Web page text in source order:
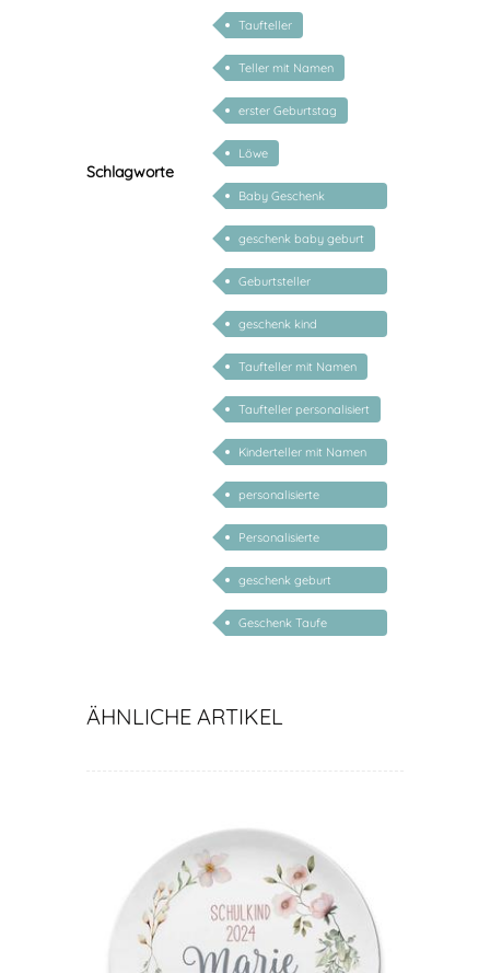
Schlagworte
personalisiert
Taufteller
Teller mit Namen
erster Geburtstag
Löwe
Baby Geschenk
personalisiert
geschenk baby geburt
Geburtsteller
personalisiert
geschenk kind
personalisiert mädchen
Taufteller mit Namen
Taufteller personalisiert
Kinderteller mit Namen
personalisiert
personalisierte
Geschenke für Baby
Personalisierte
Geschenke für Kinder
geschenk geburt
personalisiert
Geschenk Taufe
ÄHNLICHE ARTIKEL